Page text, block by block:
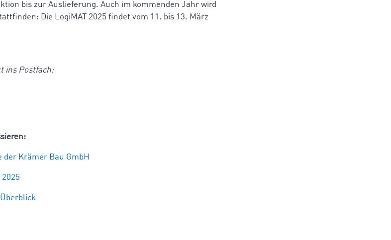
bis zur Auslieferung. Auch im kommenden Jahr wird
Die LogiMAT 2025 findet vom 11. bis 13. März
ins Postfach:
der Krämer Bau GmbH
5